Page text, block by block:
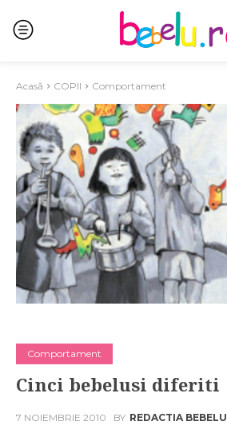
Acasă COPII Comportament
Comportament
Cinci bebelusi diferiti
7 NOIEMBRIE 2010 BY REDACTIA BEBELU